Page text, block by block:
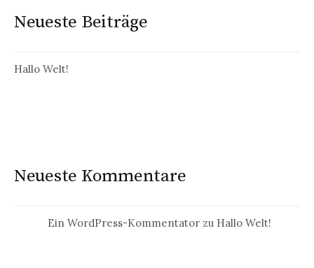
Neueste Beiträge
Hallo Welt!
Neueste Kommentare
Ein WordPress-Kommentator zu Hallo Welt!